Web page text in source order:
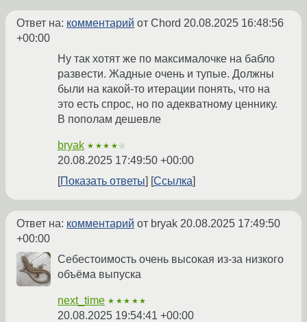
Ответ на: комментарий от Chord 20.08.2025 16:48:56
+00:00
Ну так хотят же по максималочке на бабло
развести. Жадные очень и тупые. Должны
были на какой-то итерации понять, что на
это есть спрос, но по адекватному ценнику.
В пополам дешевле
bryak ★★★★☆
20.08.2025 17:49:50 +00:00
Показать ответы
Ссылка
Ответ на: комментарий от bryak 20.08.2025 17:49:50
+00:00
Себестоимость очень высокая из-за низкого
объёма выпуска
next_time ★★★★★
20.08.2025 19:54:41 +00:00